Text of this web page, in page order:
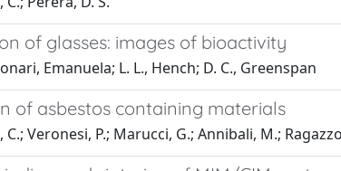
of glasses: images of bioactivity
Emanuela; L. L., Hench; D. C., Greenspan
of asbestos containing materials
Veronesi, P.; Marucci, G.; Annibali, M.;